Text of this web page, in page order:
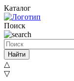
Каталог
Поиск
Найти
△
▽